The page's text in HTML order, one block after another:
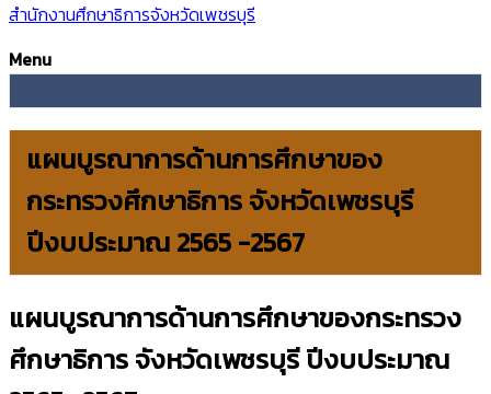
สำนักงานศึกษาธิการจังหวัดเพชรบุรี
Menu
แผนบูรณาการด้านการศึกษาของ
กระทรวงศึกษาธิการ จังหวัดเพชรบุรี
ปีงบประมาณ 2565 -2567
แผนบูรณาการด้านการศึกษาของกระทรวง
ศึกษาธิการ จังหวัดเพชรบุรี ปีงบประมาณ